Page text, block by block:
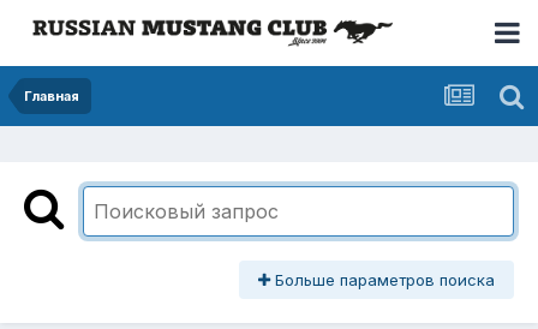
Главная
Больше параметров поиска